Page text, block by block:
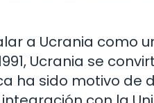
a Ucrania como
Ucrania se
ha sido motivo de